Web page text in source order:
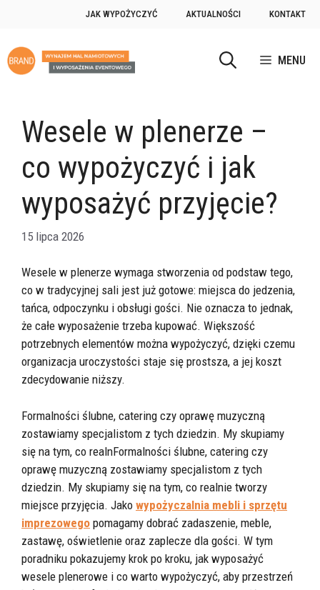
treści
JAK WYPOŻYCZYĆ AKTUALNOŚCI KONTAKT
MENU
Wesele w plenerze –
co wypożyczyć i jak
wyposażyć przyjęcie?
15 lipca 2026
Wesele w plenerze wymaga stworzenia od podstaw tego,
co w tradycyjnej sali jest już gotowe: miejsca do jedzenia,
tańca, odpoczynku i obsługi gości. Nie oznacza to jednak,
że całe wyposażenie trzeba kupować. Większość
potrzebnych elementów można wypożyczyć, dzięki czemu
organizacja uroczystości staje się prostsza, a jej koszt
zdecydowanie niższy.
Formalności ślubne, catering czy oprawę muzyczną
zostawiamy specjalistom z tych dziedzin. My skupiamy
się na tym, co realnFormalności ślubne, catering czy
oprawę muzyczną zostawiamy specjalistom z tych
dziedzin. My skupiamy się na tym, co realnie tworzy
miejsce przyjęcia. Jako wypożyczalnia mebli i sprzętu
imprezowego pomagamy dobrać zadaszenie, meble,
zastawę, oświetlenie oraz zaplecze dla gości. W tym
poradniku pokazujemy krok po kroku, jak wyposażyć
wesele plenerowe i co warto wypożyczyć, aby przestrzeń